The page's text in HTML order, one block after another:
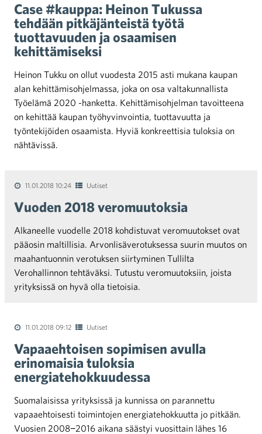
Case #kauppa: Heinon Tukussa
tehdään pitkäjänteistä työtä
tuottavuuden ja osaamisen
kehittämiseksi
Heinon Tukku on ollut vuodesta 2015 asti mukana kaupan
alan kehittämisohjelmassa, joka on osa valtakunnallista
Työelämä 2020 -hanketta. Kehittämisohjelman tavoitteena
on kehittää kaupan työhyvinvointia, tuottavuutta ja
työntekijöiden osaamista. Hyviä konkreettisia tuloksia on
nähtävissä.
11.01.2018 10:24 Uutiset
Vuoden 2018 veromuutoksia
Alkaneelle vuodelle 2018 kohdistuvat veromuutokset ovat
pääosin maltillisia. Arvonlisäverotuksessa suurin muutos on
maahantuonnin verotuksen siirtyminen Tullilta
Verohallinnon tehtäväksi. Tutustu veromuutoksiin, joista
yrityksissä on hyvä olla tietoisia.
11.01.2018 09:12 Uutiset
Vapaaehtoisen sopimisen avulla
erinomaisia tuloksia
energiatehokkuudessa
Suomalaisissa yrityksissä ja kunnissa on parannettu
vapaaehtoisesti toimintojen energiatehokkuutta jo pitkään.
Vuosien 2008−2016 aikana säästyi vuosittain lähes 16